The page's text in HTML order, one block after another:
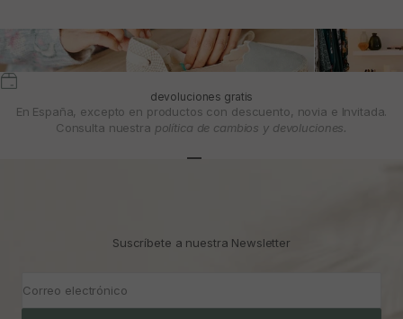
devoluciones gratis
En España, excepto en productos con descuento, novia e Invitada.
Consulta nuestra política de cambios y devoluciones.
Suscríbete a nuestra Newsletter
Correo electrónico